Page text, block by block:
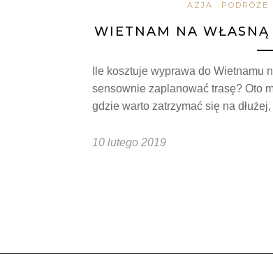
AZJA PODRÓŻE
WIETNAM NA
Ile kosztuje wyprawa do Wietnamu
sensownie zaplanować trasę? Oto
gdzie warto zatrzymać się na
10 lutego 2019